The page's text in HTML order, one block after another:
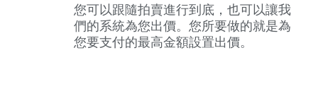
您可以跟隨拍賣進行到底，也可以讓我
們的系統為您出價。您所要做的就是為
您要支付的最高金額設置出價。